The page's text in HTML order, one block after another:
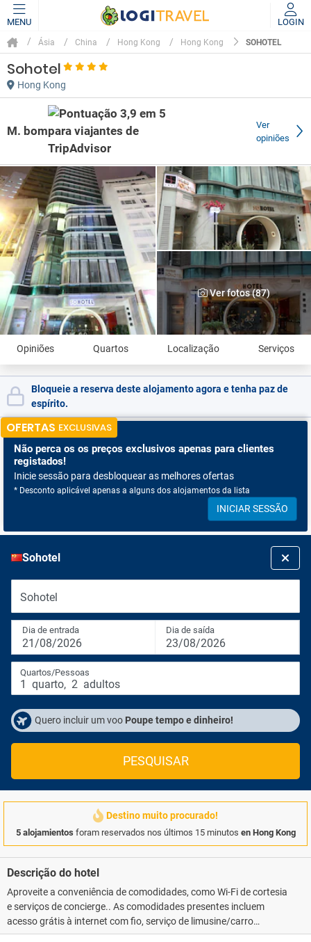
MENU LOGIN
Ásia China Hong Kong Hong Kong SOHOTEL
Sohotel
Hong Kong
M. bom
Ver
opiniões
Ver fotos (87)
Opiniões Quartos Localização Serviços
Bloqueie a reserva deste alojamento agora e tenha paz de
espírito.
OFERTAS EXCLUSIVAS
Não perca os os preços exclusivos apenas para clientes
registados!
Inicie sessão para desbloquear as melhores ofertas
* Desconto aplicável apenas a alguns dos alojamentos da lista
INICIAR SESSÃO
Sohotel
Sohotel
Dia de entrada
21/08/2026
Dia de saída
23/08/2026
Quartos/Pessoas
1 quarto, 2 adultos
Quero incluir um voo Poupe tempo e dinheiro!
PESQUISAR
Destino muito procurado!
5 alojamientos foram reservados nos últimos 15 minutos en Hong Kong
Descrição do hotel
Aproveite a conveniência de comodidades, como Wi-Fi de cortesia
e serviços de concierge.. As comodidades presentes incluem
acesso grátis à internet com fio, serviço de limusine/carro
disponível e um computador..